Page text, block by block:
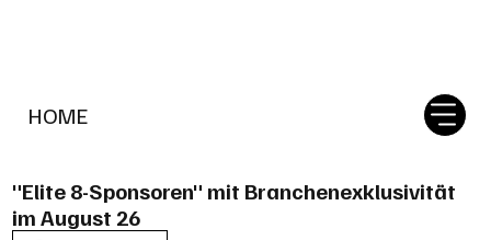
HOME
"Elite 8-Sponsoren" mit Branchenexklusivität
im August 26